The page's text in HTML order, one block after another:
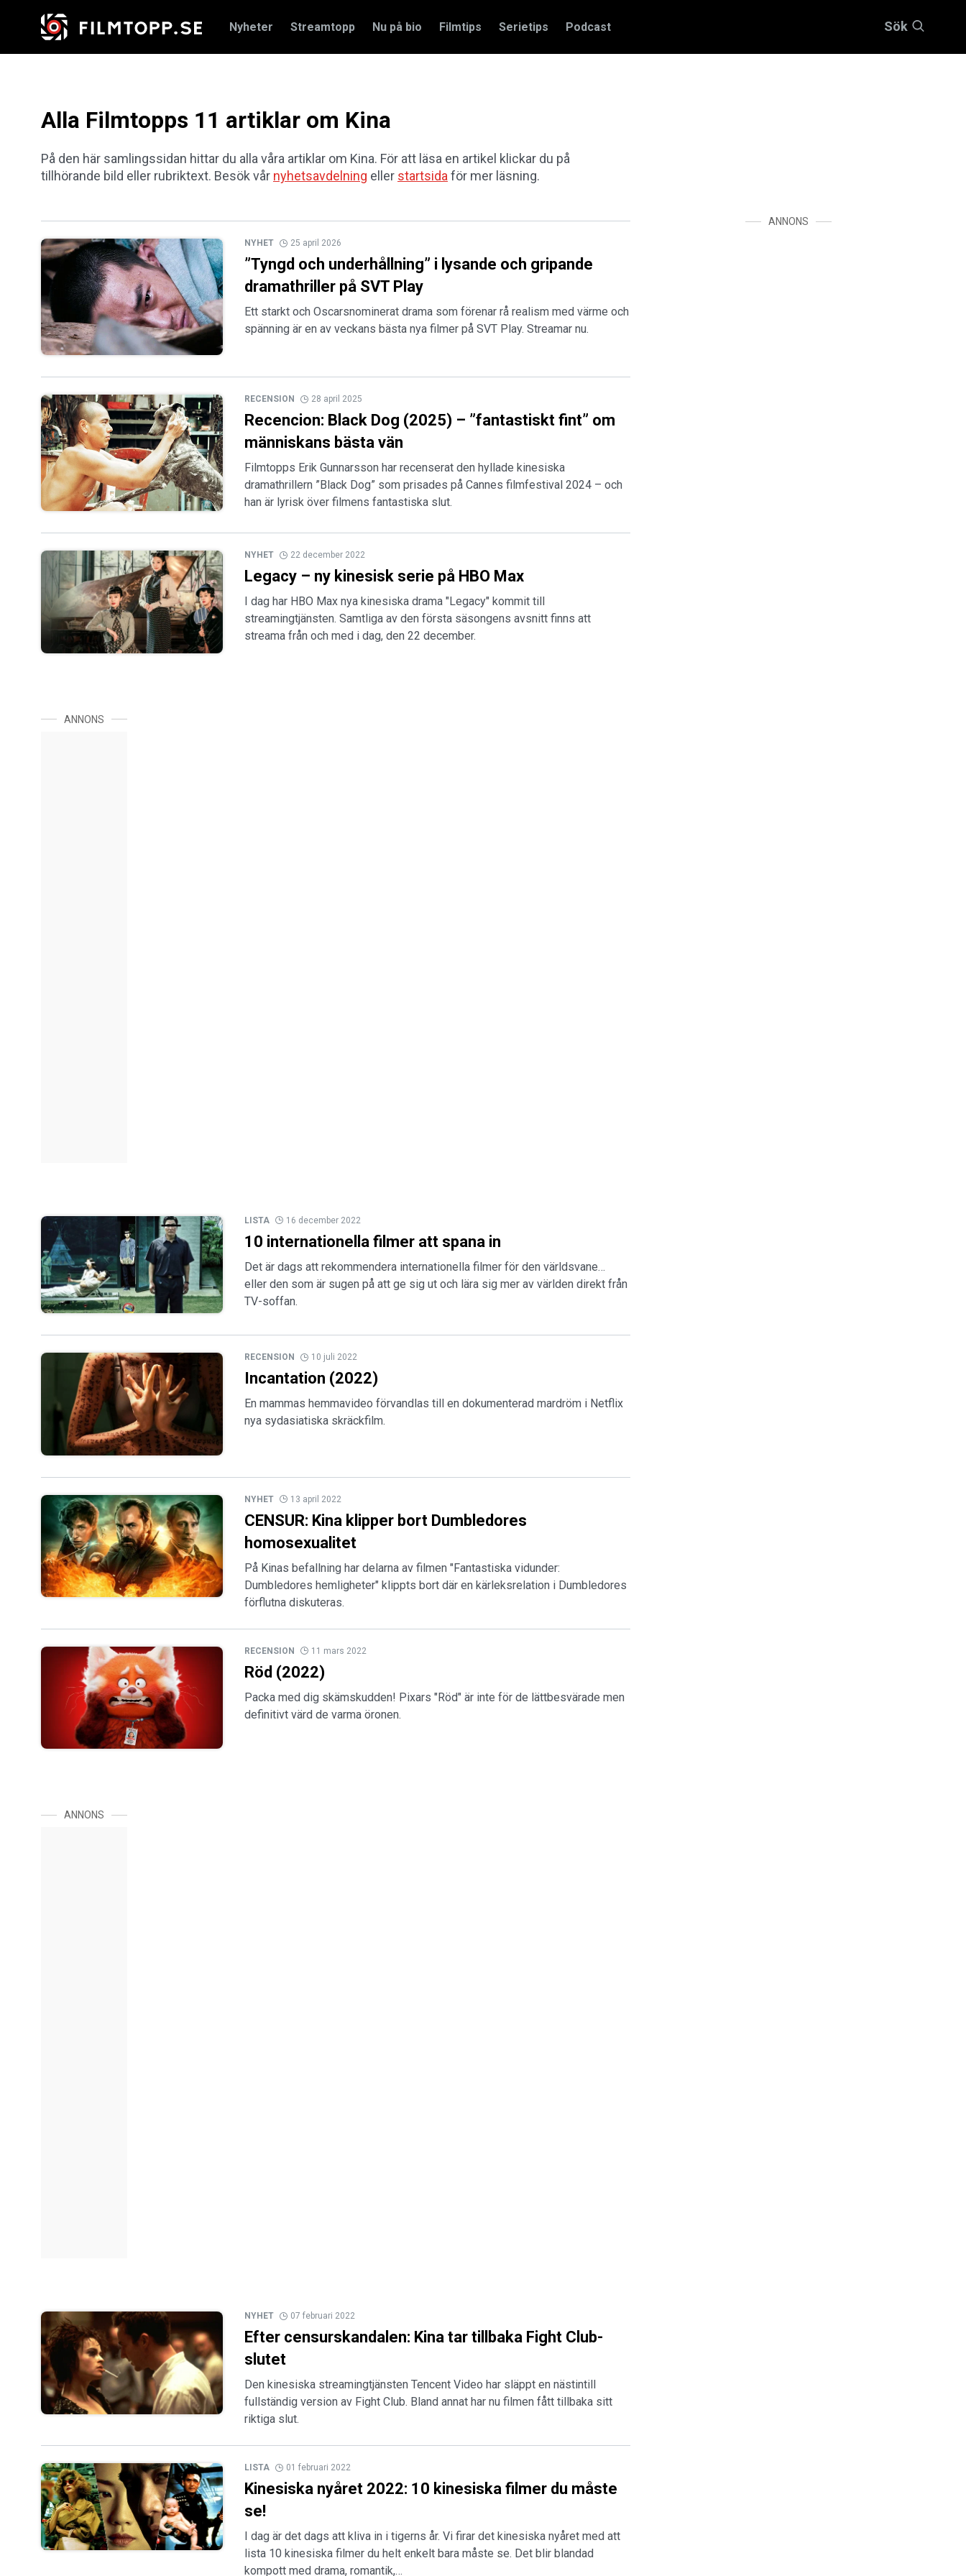
Nyheter Streamtopp Nu på bio Filmtips Serietips Podcast Sök
Alla Filmtopps 11 artiklar om Kina
På den här samlingssidan hittar du alla våra artiklar om Kina. För att läsa en artikel klickar du på
tillhörande bild eller rubriktext. Besök vår nyhetsavdelning eller startsida för mer läsning.
NYHET 25 april 2026
”Tyngd och underhållning” i lysande och gripande
dramathriller på SVT Play
Ett starkt och Oscarsnominerat drama som förenar rå realism med värme och
spänning är en av veckans bästa nya filmer på SVT Play. Streamar nu.
RECENSION 28 april 2025
Recencion: Black Dog (2025) – ”fantastiskt fint” om
människans bästa vän
Filmtopps Erik Gunnarsson har recenserat den hyllade kinesiska
dramathrillern ”Black Dog” som prisades på Cannes filmfestival 2024 – och
han är lyrisk över filmens fantastiska slut.
NYHET 22 december 2022
Legacy – ny kinesisk serie på HBO Max
I dag har HBO Max nya kinesiska drama "Legacy" kommit till
streamingtjänsten. Samtliga av den första säsongens avsnitt finns att
streama från och med i dag, den 22 december.
ANNONS
LISTA 16 december 2022
10 internationella filmer att spana in
Det är dags att rekommendera internationella filmer för den världsvane…
eller den som är sugen på att ge sig ut och lära sig mer av världen direkt från
TV-soffan.
RECENSION 10 juli 2022
Incantation (2022)
En mammas hemmavideo förvandlas till en dokumenterad mardröm i Netflix
nya sydasiatiska skräckfilm.
NYHET 13 april 2022
CENSUR: Kina klipper bort Dumbledores
homosexualitet
På Kinas befallning har delarna av filmen "Fantastiska vidunder:
Dumbledores hemligheter" klippts bort där en kärleksrelation i Dumbledores
förflutna diskuteras.
RECENSION 11 mars 2022
Röd (2022)
Packa med dig skämskudden! Pixars "Röd" är inte för de lättbesvärade men
definitivt värd de varma öronen.
ANNONS
NYHET 07 februari 2022
Efter censurskandalen: Kina tar tillbaka Fight Club-
slutet
Den kinesiska streamingtjänsten Tencent Video har släppt en nästintill
fullständig version av Fight Club. Bland annat har nu filmen fått tillbaka sitt
riktiga slut.
LISTA 01 februari 2022
Kinesiska nyåret 2022: 10 kinesiska filmer du måste
se!
I dag är det dags att kliva in i tigerns år. Vi firar det kinesiska nyåret med att
lista 10 kinesiska filmer du helt enkelt bara måste se. Det blir blandad
kompott med drama, romantik,…
ANNONS